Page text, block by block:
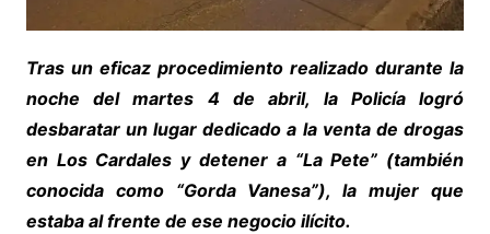
Tras un eficaz procedimiento realizado durante la
noche del martes 4 de abril, la Policía logró
desbaratar un lugar dedicado a la venta de drogas
en Los Cardales y detener a “La Pete” (también
conocida como “Gorda Vanesa”), la mujer que
estaba al frente de ese negocio ilícito.